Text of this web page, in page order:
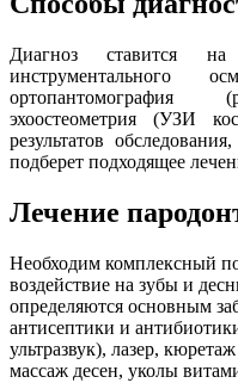
Диагноз ставится
инструментального
ортопантомография
эхоостеометрия (УЗИ
результатов
подберет подходящее
Лечение
Необходим комплексный
воздействие на зубы и
определяются основным
антисептики и
ультразвук), лазер,
массаж десен, уколы